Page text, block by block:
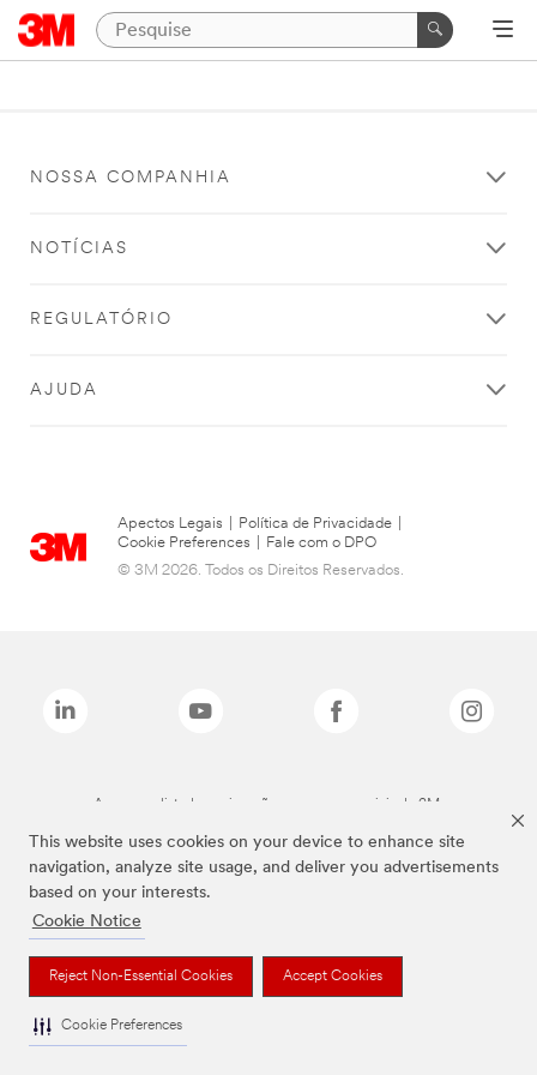
This website uses cookies on your device to enhance site
navigation, analyze site usage, and deliver you advertisements
based on your interests.
Cookie Notice
Reject Non-Essential Cookies Accept Cookies
Cookie Preferences
NOSSA COMPANHIA
NOTÍCIAS
REGULATÓRIO
AJUDA
Apectos Legais Política de Privacidade
Cookie Preferences
Fale com o DPO
© 3M 2026. Todos os Direitos Reservados.
As marcas listadas a cima são marcas comerciais da 3M.